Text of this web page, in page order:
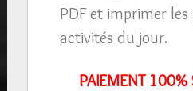
PDF et imprimer les
activités du jour.
PAIEMENT 100%